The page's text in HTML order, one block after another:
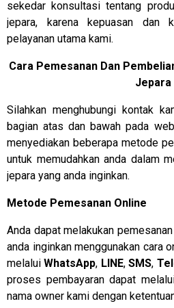
sekedar konsultasi tentang
jepara, karena kepuasan dan
pelayanan utama kami.
Cara Pemesanan Dan
Jepara
Silahkan menghubungi kontak
bagian atas dan bawah pada
menyediakan beberapa metode
untuk memudahkan anda dalam
jepara yang anda inginkan.
Metode Pemesanan Online
Anda dapat melakukan
anda inginkan menggunakan cara
melaluiWhatsApp, LINE,SMS,
proses pembayaran dapat
nama owner kami dengan